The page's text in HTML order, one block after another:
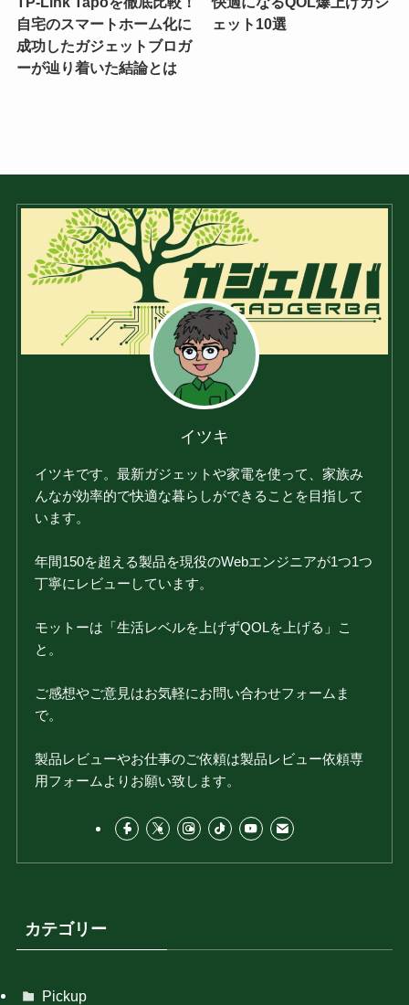
自宅のスマートホーム化に
成功したガジェットブロガ
ーが辿り着いた結論とは
ェット10選
イツキ
イツキです。最新ガジェットや家電を使って、家族み
んなが効率的で快適な暮らしができることを目指して
います。
年間150を超える製品を現役のWebエンジニアが1つ1つ
丁寧にレビューしています。
モットーは「生活レベルを上げずQOLを上げる」こ
と。
ご感想やご意見はお気軽にお問い合わせフォームま
で。
製品レビューやお仕事のご依頼は製品レビュー依頼専
用フォームよりお願い致します。
カテゴリー
Pickup